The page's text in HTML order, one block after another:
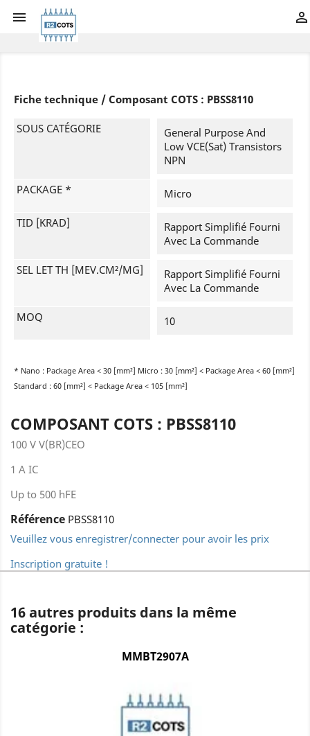
 
Fiche technique / Composant COTS : PBSS8110
SOUS CATÉGORIE
General Purpose And
Low VCE(sat) Transistors
NPN
PACKAGE * Micro
TID [KRAD]
Rapport Simplifié Fourni
Avec La Commande
SEL LET TH [MEV.CM²/MG]
Rapport Simplifié Fourni
Avec La Commande
MOQ 10
* Nano : Package Area < 30 [mm²] Micro : 30 [mm²] < Package Area < 60 [mm²]
Standard : 60 [mm²] < Package Area < 105 [mm²]
COMPOSANT COTS : PBSS8110
100 V V(BR)CEO
1 A IC
Up to 500 hFE
Référence PBSS8110
Veuillez vous enregistrer/connecter pour avoir les prix
Inscription gratuite !
16 autres produits dans la même
catégorie :
MMBT2907A